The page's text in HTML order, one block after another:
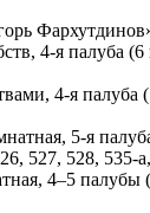
4-я палуба
4-я
5-я
527, 528, 535-
4–5